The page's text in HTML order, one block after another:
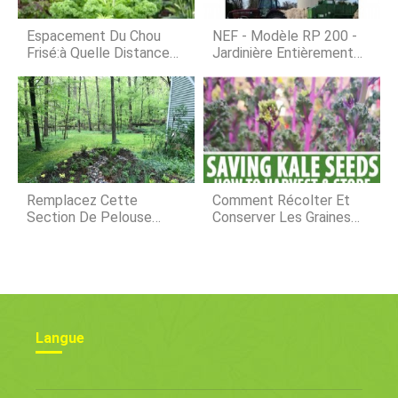
ne prend quune seule fois de
plantation, envoie lautre pomme de
terre au bunker. Économisez du
temps e
Espacement Du Chou
Frisé:à Quelle Distance
Récolte
NEF - Modèle RP 200 -
Jardinière Entièrement
Remplacez Cette
Section De Pelouse
Comment Récolter Et
Conserver Les Graines
Langue